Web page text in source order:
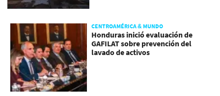
CENTROAMÉRICA & MUNDO
Honduras inició evaluación de
GAFILAT sobre prevención del
lavado de activos